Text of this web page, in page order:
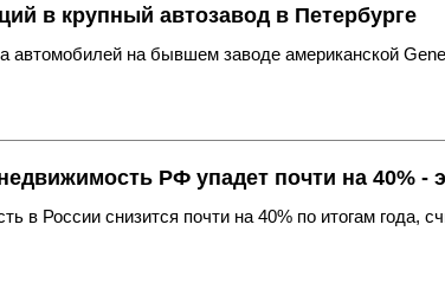
в крупный автозавод в Петербурге
автомобилей на бывшем заводе американской
РФ упадет почти на 40% -
России снизится почти на 40% по итогам года,